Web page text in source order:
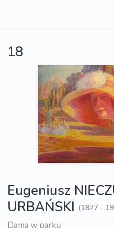
18
Eugeniusz
URBAŃSKI (1877 -
Dama w parku